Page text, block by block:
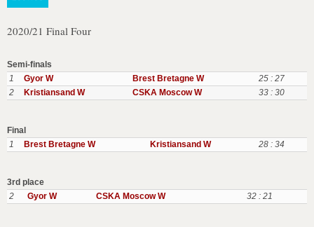
2020/21 Final Four
Semi-finals
1
Gyor W Brest Bretagne W
25 : 27
2
Kristiansand W CSKA Moscow W 33 : 30
Final
1
Brest Bretagne W Kristiansand W 28 : 34
3rd place
2
Gyor W CSKA Moscow W 32 : 21